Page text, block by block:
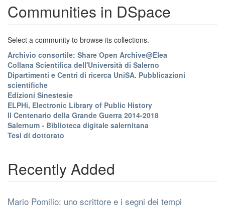
Communities in DSpace
Select a community to browse its collections.
Archivio consortile: Share Open Archive@Elea
Collana Scientifica dell'Università di Salerno
Dipartimenti e Centri di ricerca UniSA. Pubblicazioni
scientifiche
Edizioni Sinestesie
ELPHi, Electronic Library of Public History
Il Centenario della Grande Guerra 2014-2018
Salernum - Biblioteca digitale salernitana
Tesi di dottorato
Recently Added
Mario Pomilio: uno scrittore e i segni dei tempi